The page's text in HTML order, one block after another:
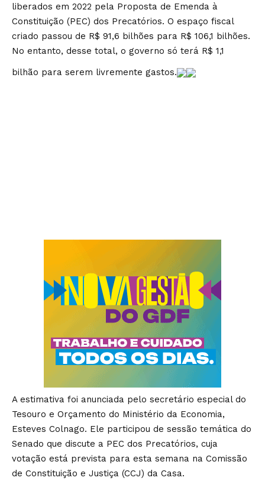
liberados em 2022 pela Proposta de Emenda à
Constituição (PEC) dos Precatórios. O espaço fiscal
criado passou de R$ 91,6 bilhões para R$ 106,1 bilhões.
No entanto, desse total, o governo só terá R$ 1,1
bilhão para serem livremente gastos.
A estimativa foi anunciada pelo secretário especial do
Tesouro e Orçamento do Ministério da Economia,
Esteves Colnago. Ele participou de sessão temática do
Senado que discute a PEC dos Precatórios, cuja
votação está prevista para esta semana na Comissão
de Constituição e Justiça (CCJ) da Casa.